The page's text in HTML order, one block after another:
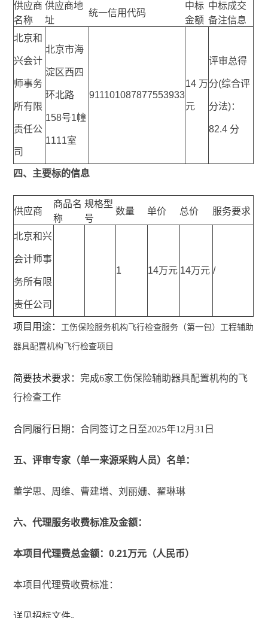
供应商
名称
供应商地
址
统一信用代码
中标
金额
中标成交
备注信息
北京和
兴会计
师事务
所有限
责任公
司
北京市海
淀区西四
环北路
158号1幢
1111室
911101087877553933
14 万
元
评审总得
分(综合评
分法)：
82.4 分
四、主要标的信息
供应商
商品名
称
规格型
号
数量 单价 总价 服务要求
北京和兴
会计师事
务所有限
责任公司
1 14万元 14万元 /
项目用途： 工伤保险服务机构飞行检查服务（第一包）工程辅助
器具配置机构飞行检查项目
简要技术要求：
完成6家工伤保险辅助器具配置机构的飞
行检查工作
合同履行日期：合同签订之日至2025年12月31日
五、评审专家（单一来源采购人员）名单：
董学思、周维、曹建增、刘丽姗、翟琳琳
六、代理服务收费标准及金额：
本项目代理费总金额：0.21万元（人民币）
本项目代理费收费标准：